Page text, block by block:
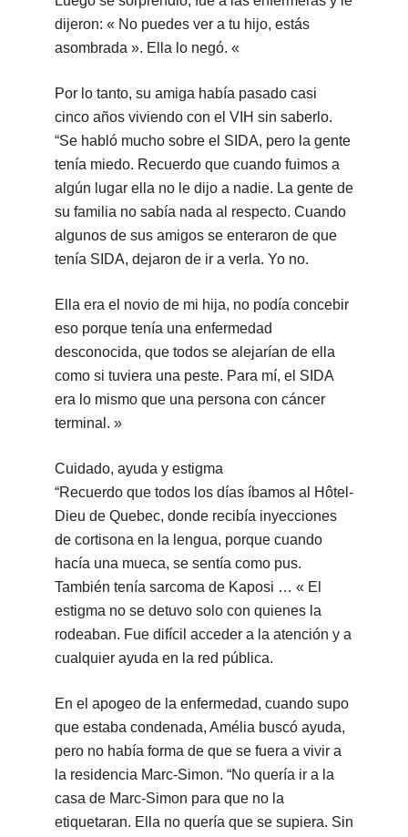
dijeron: « No puedes ver a tu hijo, estás
asombrada ». Ella lo negó. «
Por lo tanto, su amiga había pasado casi
cinco años viviendo con el VIH sin saberlo.
“Se habló mucho sobre el SIDA, pero la gente
tenía miedo. Recuerdo que cuando fuimos a
algún lugar ella no le dijo a nadie. La gente de
su familia no sabía nada al respecto. Cuando
algunos de sus amigos se enteraron de que
tenía SIDA, dejaron de ir a verla. Yo no.
Ella era el novio de mi hija, no podía concebir
eso porque tenía una enfermedad
desconocida, que todos se alejarían de ella
como si tuviera una peste. Para mí, el SIDA
era lo mismo que una persona con cáncer
terminal. »
Cuidado, ayuda y estigma
“Recuerdo que todos los días íbamos al Hôtel-
Dieu de Quebec, donde recibía inyecciones
de cortisona en la lengua, porque cuando
hacía una mueca, se sentía como pus.
También tenía sarcoma de Kaposi … « El
estigma no se detuvo solo con quienes la
rodeaban. Fue difícil acceder a la atención y a
cualquier ayuda en la red pública.
En el apogeo de la enfermedad, cuando supo
que estaba condenada, Amélia buscó ayuda,
pero no había forma de que se fuera a vivir a
la residencia Marc-Simon. “No quería ir a la
casa de Marc-Simon para que no la
etiquetaran. Ella no quería que se supiera. Sin